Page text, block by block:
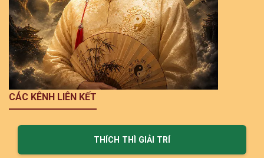
CÁC KÊNH LIÊN KẾT
THÍCH THÌ GIẢI TRÍ